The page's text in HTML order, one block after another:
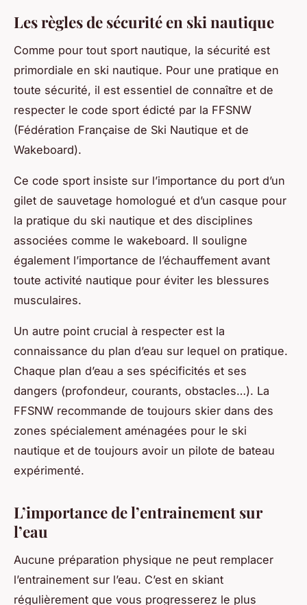
Les règles de sécurité en ski nautique
Comme pour tout sport nautique, la sécurité est
primordiale en ski nautique. Pour une pratique en
toute sécurité, il est essentiel de connaître et de
respecter le code sport édicté par la FFSNW
(Fédération Française de Ski Nautique et de
Wakeboard).
Ce code sport insiste sur l’importance du port d’un
gilet de sauvetage homologué et d’un casque pour
la pratique du ski nautique et des disciplines
associées comme le wakeboard. Il souligne
également l’importance de l’échauffement avant
toute activité nautique pour éviter les blessures
musculaires.
Un autre point crucial à respecter est la
connaissance du plan d’eau sur lequel on pratique.
Chaque plan d’eau a ses spécificités et ses
dangers (profondeur, courants, obstacles…). La
FFSNW recommande de toujours skier dans des
zones spécialement aménagées pour le ski
nautique et de toujours avoir un pilote de bateau
expérimenté.
L’importance de l’entrainement sur
l’eau
Aucune préparation physique ne peut remplacer
l’entrainement sur l’eau. C’est en skiant
régulièrement que vous progresserez le plus